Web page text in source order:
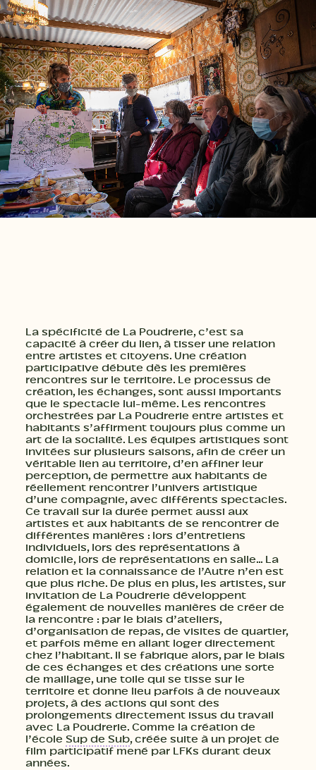
La spécificité de La Poudrerie, c’est sa
capacité à créer du lien, à tisser une relation
entre artistes et citoyens. Une création
participative débute dès les premières
rencontres sur le territoire. Le processus de
création, les échanges, sont aussi importants
que le spectacle lui-même. Les rencontres
orchestrées par La Poudrerie entre artistes et
habitants s’affirment toujours plus comme un
art de la socialité. Les équipes artistiques sont
invitées sur plusieurs saisons, afin de créer un
véritable lien au territoire, d’en affiner leur
perception, de permettre aux habitants de
réellement rencontrer l’univers artistique
d’une compagnie, avec différents spectacles.
Ce travail sur la durée permet aussi aux
artistes et aux habitants de se rencontrer de
différentes manières : lors d’entretiens
individuels, lors des représentations à
domicile, lors de représentations en salle… La
relation et la connaissance de l’Autre n’en est
que plus riche. De plus en plus, les artistes, sur
invitation de La Poudrerie développent
également de nouvelles manières de créer de
la rencontre : par le biais d’ateliers,
d’organisation de repas, de visites de quartier,
et parfois même en allant loger directement
chez l’habitant. Il se fabrique alors, par le biais
de ces échanges et des créations une sorte
de maillage, une toile qui se tisse sur le
territoire et donne lieu parfois à de nouveaux
projets, à des actions qui sont des
prolongements directement issus du travail
avec La Poudrerie. Comme la création de
l’école Sup de Sub, créée suite à un projet de
film participatif mené par LFKs durant deux
années.